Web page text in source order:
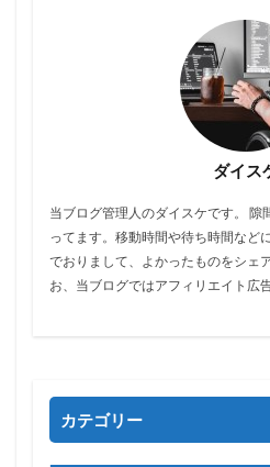
ダイス
当ブログ管理人のダイスケです。 隙
ってます。移動時間や待ち時間など
でおりまして、よかったものをシェ
お、当ブログではアフィリエイト広
カテゴリー